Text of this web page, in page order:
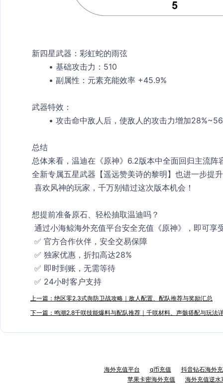
新四星武器：彩虹蛇的雨弦
基础攻击力 ：510
副属性 ：元素充能效率 +45.9%
武器特效：
攻击命中敌人后，使敌人的攻击力增加
总结
总体来看，温迪在《原神》6.2版本中全面回归主流
全新专属五星武器【遥远赞美诗的黎明】也进一步提
喜欢风神的玩家，千万别错过这次版本机会！
想提前准备原石、轻松抽取温迪吗？
通过小海鲸海外充值平台安全充值《原神》，即可享
✅ 官方合作伙伴，安全交易保障
✅ 独家优惠，折扣高达28%
✅ 即时到账，无需等待
✅ 24小时客户支持
上一篇：绝区零2.3式舆防卫战攻略｜敌人配置、配队推荐与奖励汇总
下一篇：鸣潮2.8千咲技能爆料与配队推荐｜千咲材料、声骸搭配与玩法
海外充值平台 q币充值
抖音钻石海外
苹果卡密海外充值
海外充值逆水